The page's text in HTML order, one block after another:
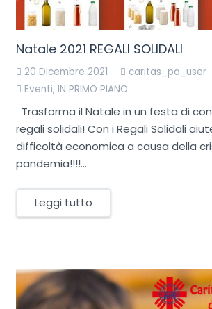
Natale 2021 REGALI SOLIDALI
20 Dicembre 2021
caritas_pa_user
Eventi, IN PRIMO PIANO
Trasforma il Natale in un festa di
regali solidali! Con i Regali Solidali
difficoltà economica a causa della
pandemia!!!!…
Leggi tutto